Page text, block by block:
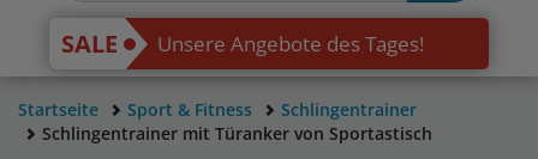
SALE Unsere Angebote des Tages!
Startseite Sport & Fitness
Schlingentrainer
Schlingentrainer mit Türanker von Sportastisch